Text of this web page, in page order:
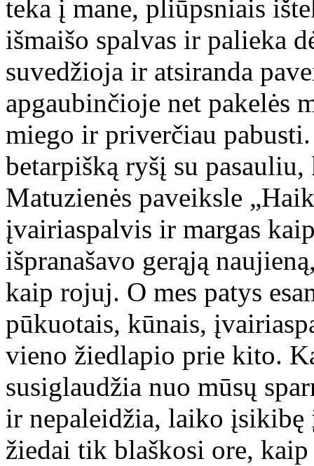
teka į mane, pliūpsniais
išmaišo spalvas ir palieka
suvedžioja ir atsiranda
apgaubinčioje net pakelės
miego ir priverčiau
betarpišką ryšį su
Matuzienės paveiksle
įvairiaspalvis ir margas
išpranašavo gerąją
kaip rojuj. O mes patys
pūkuotais, kūnais,
vieno žiedlapio prie kito.
susiglaudžia nuo mūsų
ir nepaleidžia, laiko
žiedai tik blaškosi ore,